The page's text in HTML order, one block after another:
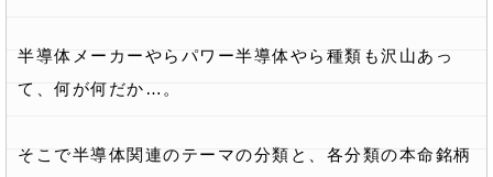
半導体メーカーやらパワー半導体やら種類も沢山あっ
て、何が何だか…。
そこで半導体関連のテーマの分類と、各分類の本命銘柄